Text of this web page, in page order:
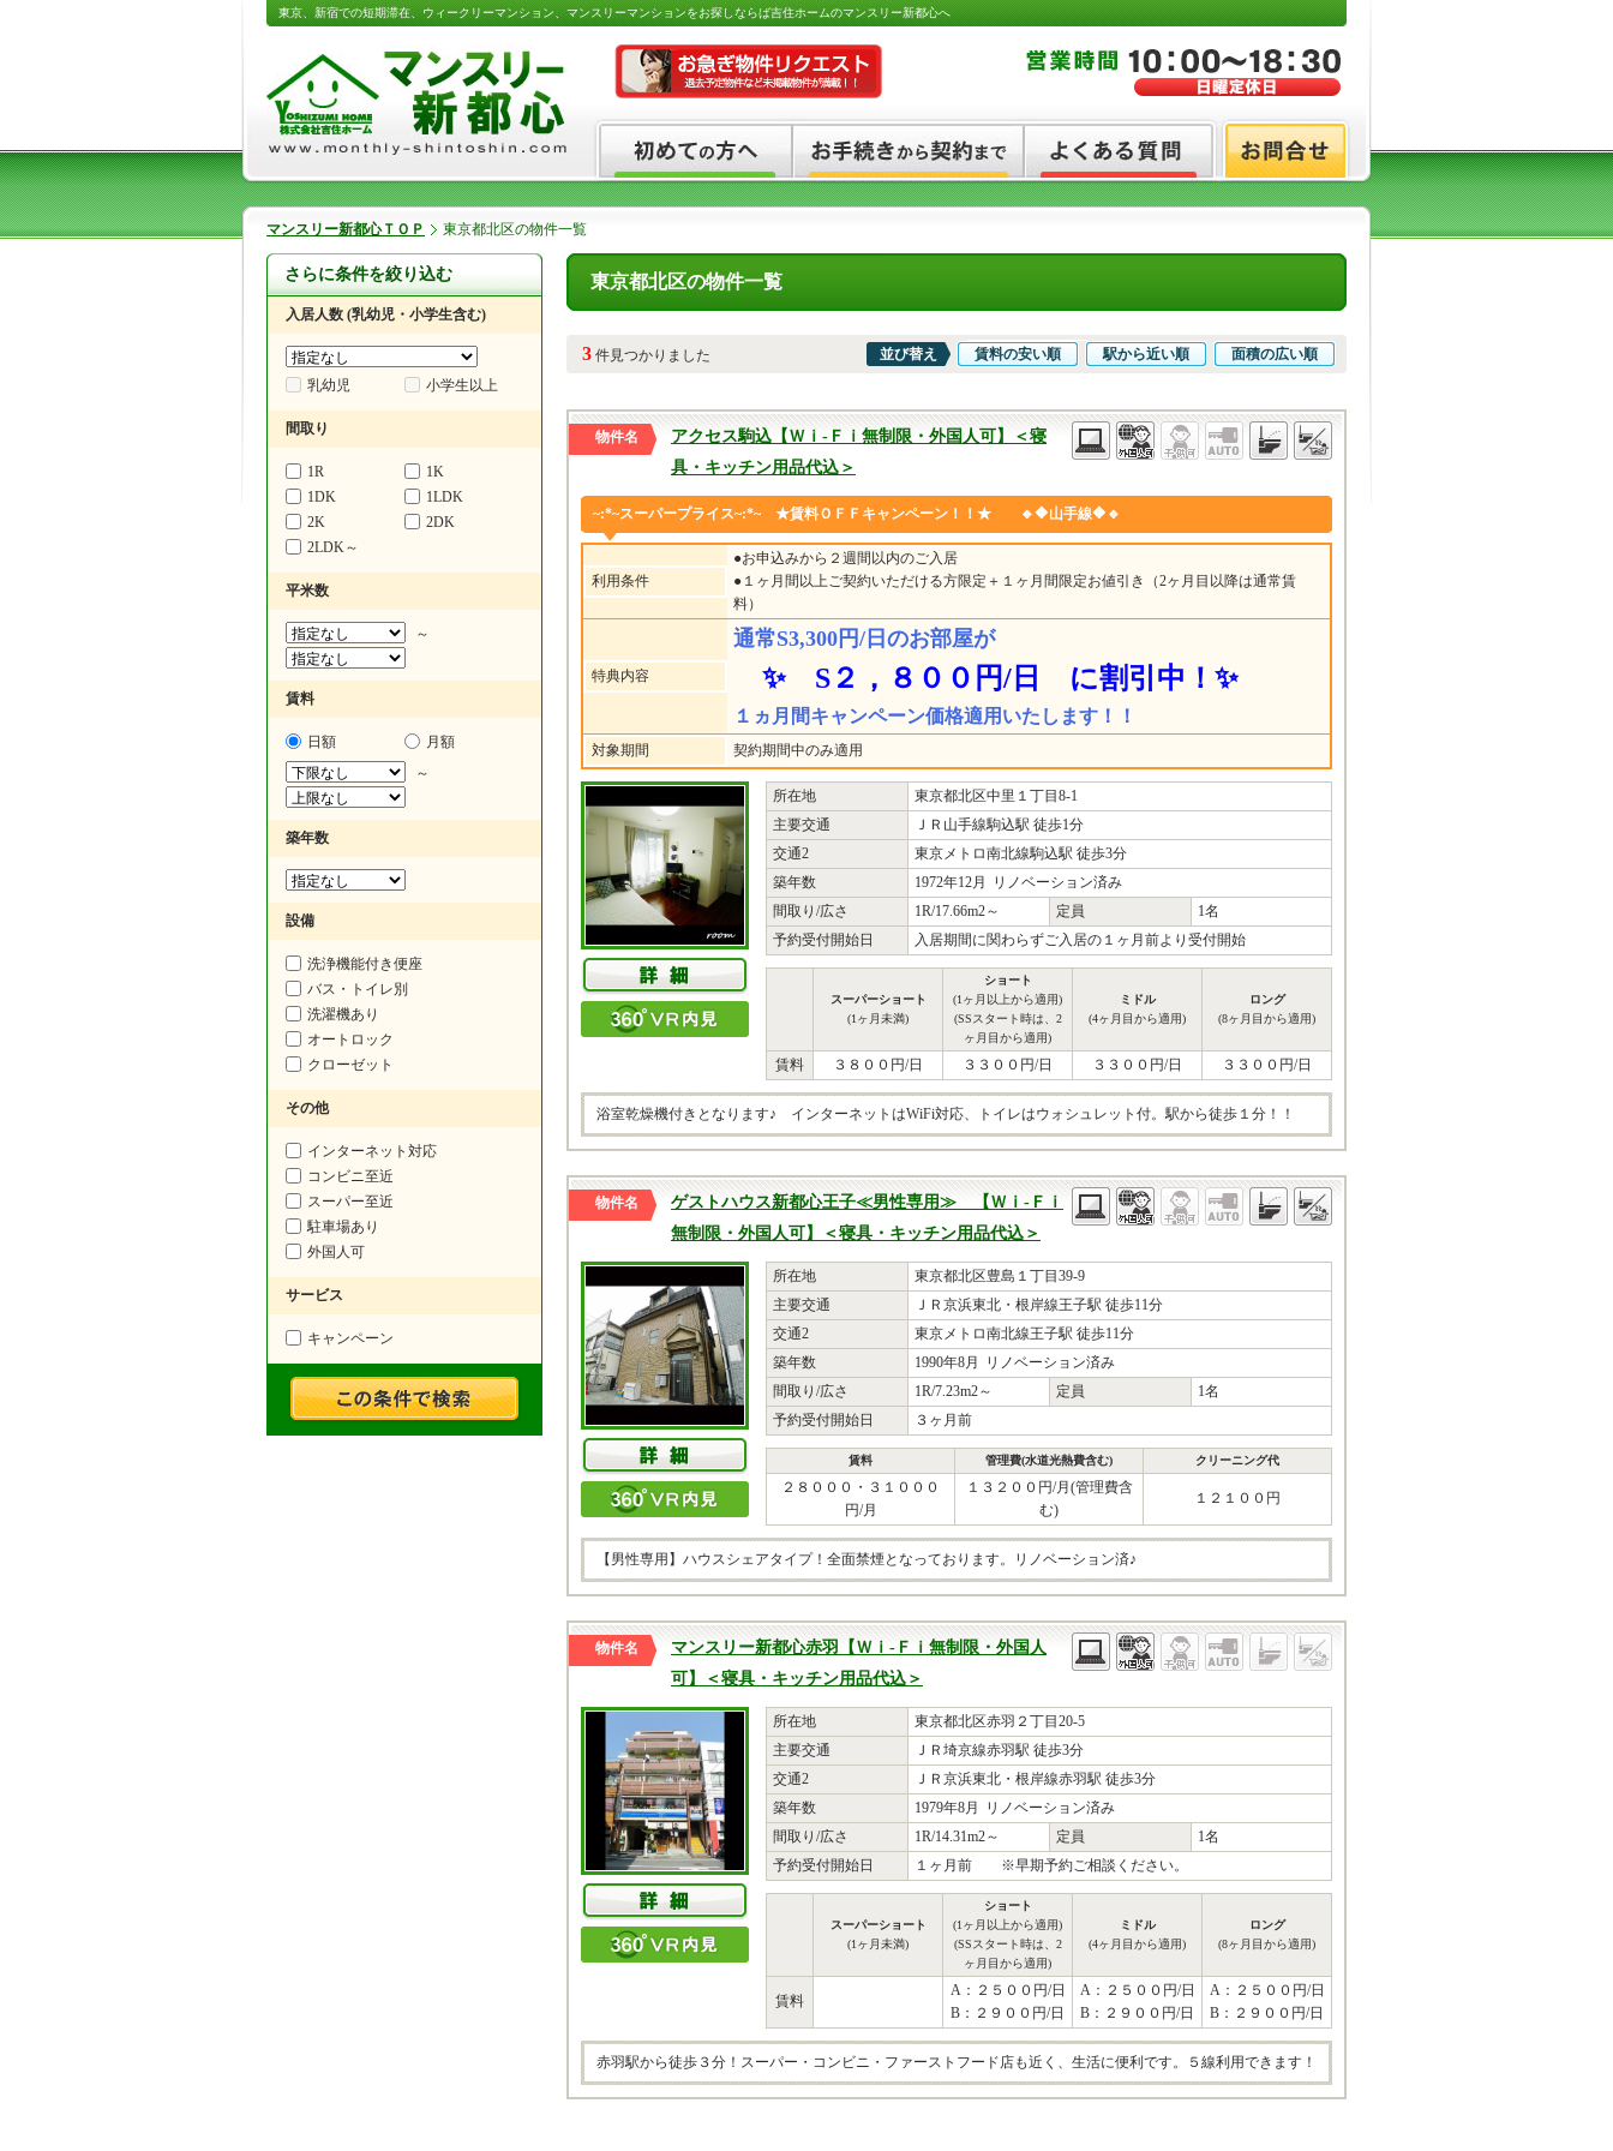
東京、新宿での短期滞在、ウィークリーマンション、マンスリーマンションをお探しならば吉住ホームのマンスリー新都心へ
マンスリー新都心ＴＯＰ 東京都北区の物件一覧
東京都北区の物件一覧
3 件見つかりました 並び替え 賃料の安い順 駅から近い順 面積の広い順
物件名
アクセス駒込【Ｗｉ-Ｆｉ無制限・外国人可】＜寝
具・キッチン用品代込＞
~:*~スーパープライス~:*~ ★賃料ＯＦＦキャンペーン！！★ 🔹🔶山手線🔶🔹
利用条件
●お申込みから２週間以内のご入居
●１ヶ月間以上ご契約いただける方限定＋１ヶ月間限定お値引き（2ヶ月目以降は通常賃
料）
特典内容
通常S3,300円/日のお部屋が
✨ S２，８００円/日 に割引中！✨
１ヵ月間キャンペーン価格適用いたします！！
対象期間 契約期間中のみ適用
所在地
東京都北区中里１丁目8-1
主要交通
ＪＲ山手線駒込駅 徒歩1分
交通2
東京メトロ南北線駒込駅 徒歩3分
築年数
1972年12月
リノベーション済み
間取り/広さ
1R/17.66m2～ 定員
1名
予約受付開始日
入居期間に関わらずご入居の１ヶ月前より受付開始
スーパーショート
(1ヶ月未満)
ショート
(1ヶ月以上から適用)
(SSスタート時は、2
ヶ月目から適用)
ミドル
(4ヶ月目から適用)
ロング
(8ヶ月目から適用)
賃料 ３８００円/日 ３３００円/日 ３３００円/日 ３３００円/日
浴室乾燥機付きとなります♪ インターネットはWiFi対応、トイレはウォシュレット付。駅から徒歩１分！！
物件名
ゲストハウス新都心王子≪男性専用≫ 【Ｗｉ-Ｆｉ
無制限・外国人可】＜寝具・キッチン用品代込＞
所在地
東京都北区豊島１丁目39-9
主要交通
ＪＲ京浜東北・根岸線王子駅 徒歩11分
交通2
東京メトロ南北線王子駅 徒歩11分
築年数
1990年8月
リノベーション済み
間取り/広さ
1R/7.23m2～ 定員
1名
予約受付開始日
３ヶ月前
賃料 管理費(水道光熱費含む) クリーニング代
２８０００・３１０００
円/月
１３２００円/月(管理費含
む)
１２１００円
【男性専用】ハウスシェアタイプ！全面禁煙となっております。リノベーション済♪
物件名
マンスリー新都心赤羽【Ｗｉ-Ｆｉ無制限・外国人
可】＜寝具・キッチン用品代込＞
所在地
東京都北区赤羽２丁目20-5
主要交通
ＪＲ埼京線赤羽駅 徒歩3分
交通2
ＪＲ京浜東北・根岸線赤羽駅 徒歩3分
築年数
1979年8月
リノベーション済み
間取り/広さ
1R/14.31m2～ 定員
1名
予約受付開始日
１ヶ月前 ※早期予約ご相談ください。
スーパーショート
(1ヶ月未満)
ショート
(1ヶ月以上から適用)
(SSスタート時は、2
ヶ月目から適用)
ミドル
(4ヶ月目から適用)
ロング
(8ヶ月目から適用)
賃料
A：２５００円/日
B：２９００円/日
A：２５００円/日
B：２９００円/日
A：２５００円/日
B：２９００円/日
赤羽駅から徒歩３分！スーパー・コンビニ・ファーストフード店も近く、生活に便利です。５線利用できます！
さらに条件を絞り込む
入居人数 (乳幼児・小学生含む)
乳幼児 小学生以上
間取り
1R
1K
1DK
1LDK
2K
2DK
2LDK～
平米数
～
賃料
日額
月額
～
築年数
設備
洗浄機能付き便座
バス・トイレ別
洗濯機あり
オートロック
クローゼット
その他
インターネット対応
コンビニ至近
スーパー至近
駐車場あり
外国人可
サービス
キャンペーン